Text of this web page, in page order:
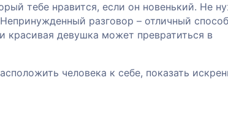
тебе нравится, если он новенький. Не
разговор – отличный способ
девушка может превратиться в
человека к себе, показать